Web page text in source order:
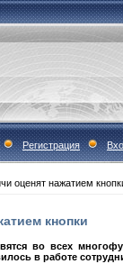
Регистрация
оценят нажатием
кнопки
во всех
в работе